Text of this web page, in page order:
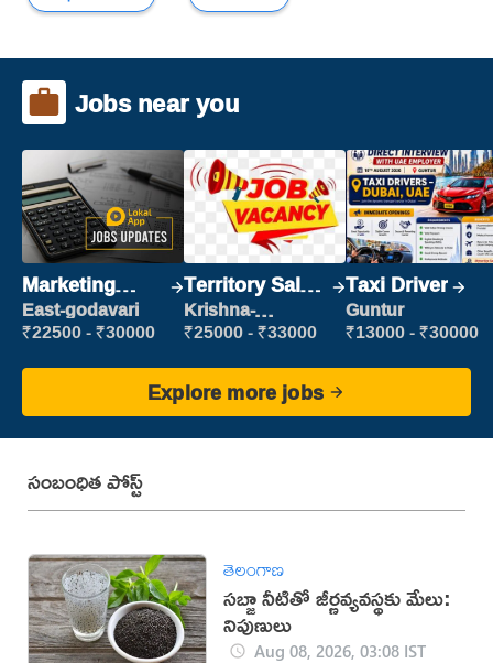
Jobs near you
Marketing
Executive
East-godavari
₹22500 - ₹30000
Territory Sales
Manager
Krishna-
vijayawada
₹25000 - ₹33000
Taxi Driver
Guntur
₹13000 - ₹30000
Explore more jobs
సంబంధిత పోస్ట్
తెలంగాణ
సబ్జా నీటితో జీర్ణవ్యవస్థకు మేలు:
నిపుణులు
Aug 08, 2026, 03:08 IST